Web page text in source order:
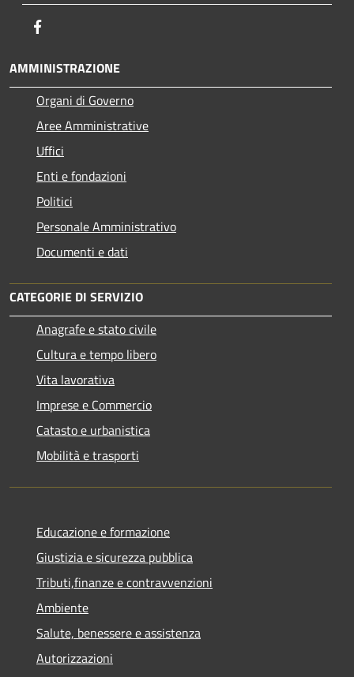
AMMINISTRAZIONE
Organi di Governo
Aree Amministrative
Uffici
Enti e fondazioni
Politici
Personale Amministrativo
Documenti e dati
CATEGORIE DI SERVIZIO
Anagrafe e stato civile
Cultura e tempo libero
Vita lavorativa
Imprese e Commercio
Catasto e urbanistica
Mobilità e trasporti
Educazione e formazione
Giustizia e sicurezza pubblica
Tributi,finanze e contravvenzioni
Ambiente
Salute, benessere e assistenza
Autorizzazioni